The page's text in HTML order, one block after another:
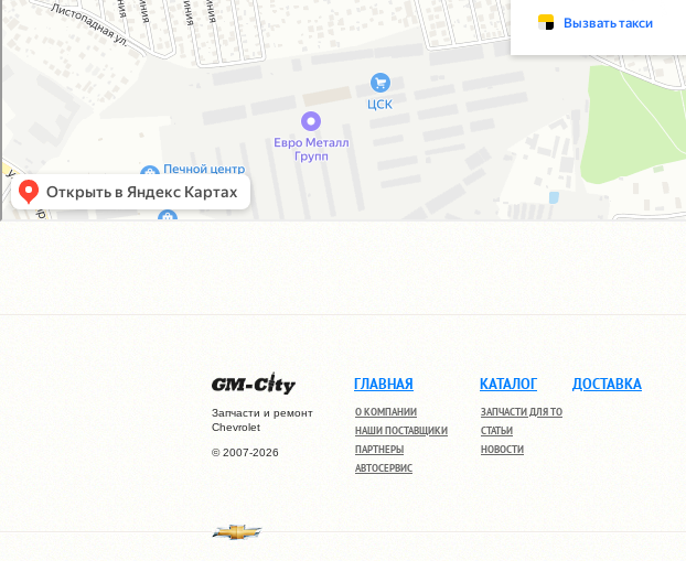
Запчасти и ремонт
Chevrolet
© 2007-2026
ГЛАВНАЯ
О КОМПАНИИ
НАШИ ПОСТАВЩИКИ
ПАРТНЕРЫ
АВТОСЕРВИС
КАТАЛОГ
ЗАПЧАСТИ ДЛЯ ТО
СТАТЬИ
НОВОСТИ
ДОСТАВКА